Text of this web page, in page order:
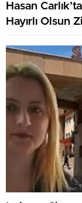
Hasan
Hayırlı Olsun